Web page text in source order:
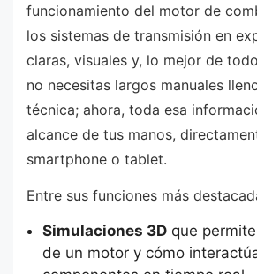
funcionamiento del motor de
los sistemas de transmisión en
claras, visuales y, lo mejor de
no necesitas largos manuales
técnica; ahora, toda esa
alcance de tus manos,
smartphone o tablet.
Entre sus funciones más
Simulaciones 3Dque
de un motor y cómo